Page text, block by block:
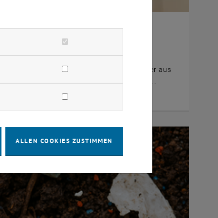
Praktikant aus Japan
uns, Ryusei Ichikawa in unserem Team
zu heißen – einen Master-Erstsemester aus
dem Schwerpunkt Nachhaltige Energien,…
ALLEN COOKIES ZUSTIMMEN